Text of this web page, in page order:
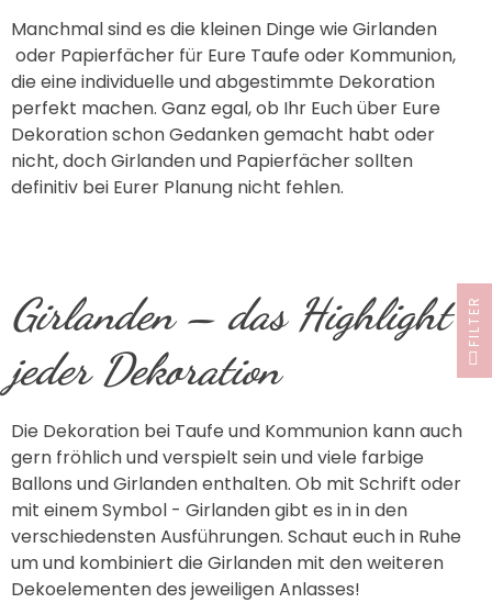
Manchmal sind es die kleinen Dinge wie Girlanden
oder Papierfächer für Eure Taufe oder Kommunion,
die eine individuelle und abgestimmte Dekoration
perfekt machen. Ganz egal, ob Ihr Euch über Eure
Dekoration schon Gedanken gemacht habt oder
nicht, doch Girlanden und Papierfächer sollten
definitiv bei Eurer Planung nicht fehlen.
Girlanden – das Highlight
jeder Dekoration
Die Dekoration bei Taufe und Kommunion kann auch
gern fröhlich und verspielt sein und viele farbige
Ballons und Girlanden enthalten. Ob mit Schrift oder
mit einem Symbol - Girlanden gibt es in in den
verschiedensten Ausführungen. Schaut euch in Ruhe
um und kombiniert die Girlanden mit den weiteren
Dekoelementen des jeweiligen Anlasses!
FILTER